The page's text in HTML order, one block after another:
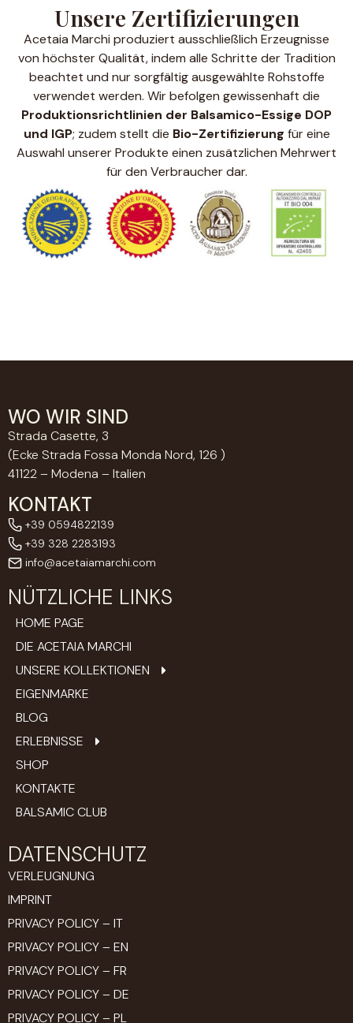
Unsere Zertifizierungen
Acetaia Marchi produziert ausschließlich Erzeugnisse
von höchster Qualität, indem alle Schritte der Tradition
beachtet und nur sorgfältig ausgewählte Rohstoffe
verwendet werden. Wir befolgen gewissenhaft die
Produktionsrichtlinien der Balsamico-Essige DOP
und IGP; zudem stellt die Bio-Zertifizierung für eine
Auswahl unserer Produkte einen zusätzlichen Mehrwert
für den Verbraucher dar.
WO WIR SIND
Strada Casette, 3
(Ecke Strada Fossa Monda Nord, 126 )
41122 – Modena – Italien
KONTAKT
+39 0594822139
+39 328 2283193
info@acetaiamarchi.com
NÜTZLICHE LINKS
HOME PAGE
DIE ACETAIA MARCHI
UNSERE KOLLEKTIONEN
EIGENMARKE
BLOG
ERLEBNISSE
SHOP
KONTAKTE
BALSAMIC CLUB
DATENSCHUTZ
VERLEUGNUNG
IMPRINT
PRIVACY POLICY – IT
PRIVACY POLICY – EN
PRIVACY POLICY – FR
PRIVACY POLICY – DE
PRIVACY POLICY – PL